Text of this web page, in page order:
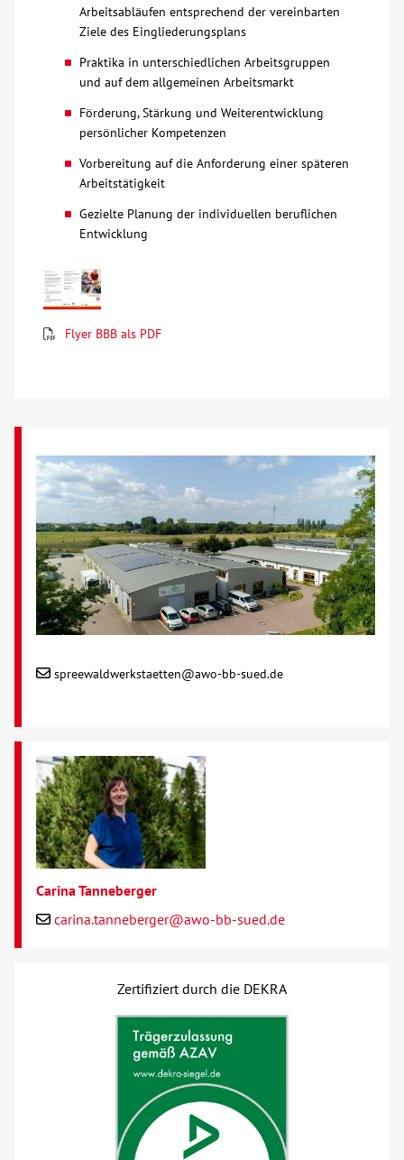
AWO BB Süd
Arbeitsabläufen entsprechend der vereinbarten
Ziele des Eingliederungsplans
Praktika in unterschiedlichen Arbeitsgruppen
und auf dem allgemeinen Arbeitsmarkt
Förderung, Stärkung und Weiterentwicklung
persönlicher Kompetenzen
Vorbereitung auf die Anforderung einer späteren
Arbeitstätigkeit
Gezielte Planung der individuellen beruflichen
Entwicklung
Flyer BBB als PDF
spreewaldwerkstaetten@awo-bb-sued.de
Carina Tanneberger
carina.tanneberger@awo-bb-sued.de
Zertifiziert durch die DEKRA